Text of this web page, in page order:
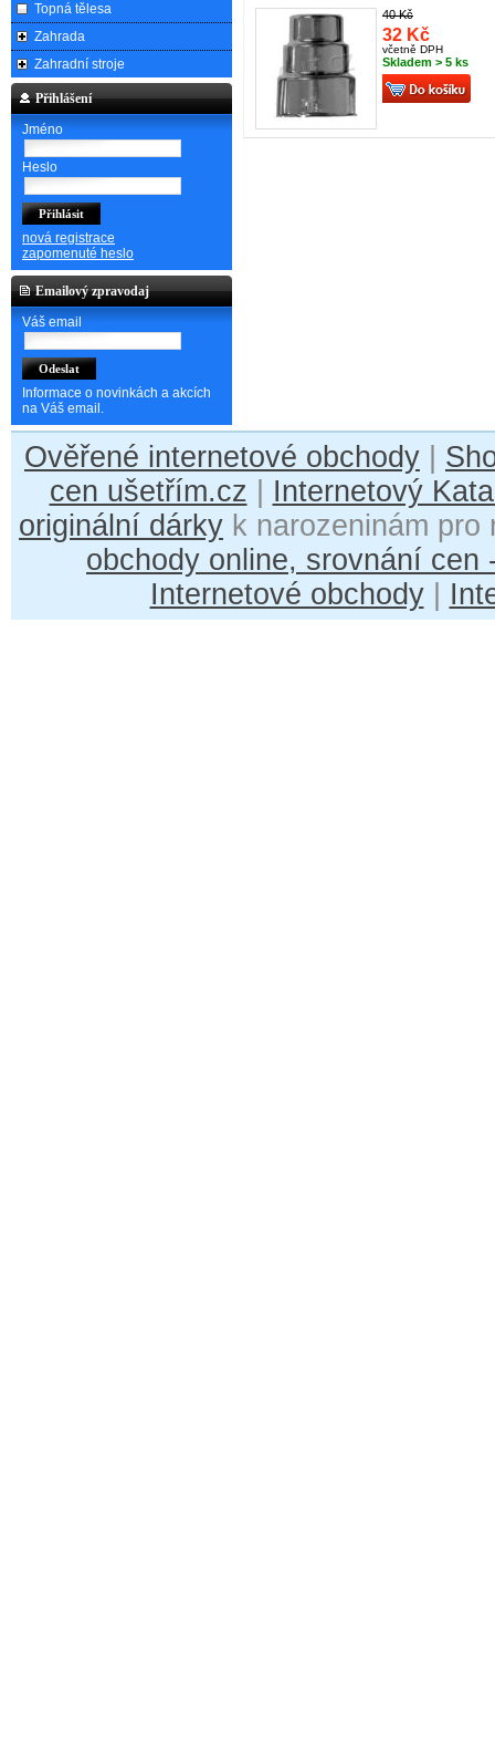
40 Kč
32 Kč
včetně DPH
Skladem > 5 ks
Topná tělesa
Zahrada
Zahradní stroje
Přihlášení
Jméno
Heslo
nová registrace
zapomenuté heslo
Emailový zpravodaj
Váš email
Informace o novinkách a akcích
na Váš email.
Ověřené internetové obchody
cen ušetřím.cz
Internetový
originální dárky k narozeninám
obchody online, srovnání cen
Internetové obchody|